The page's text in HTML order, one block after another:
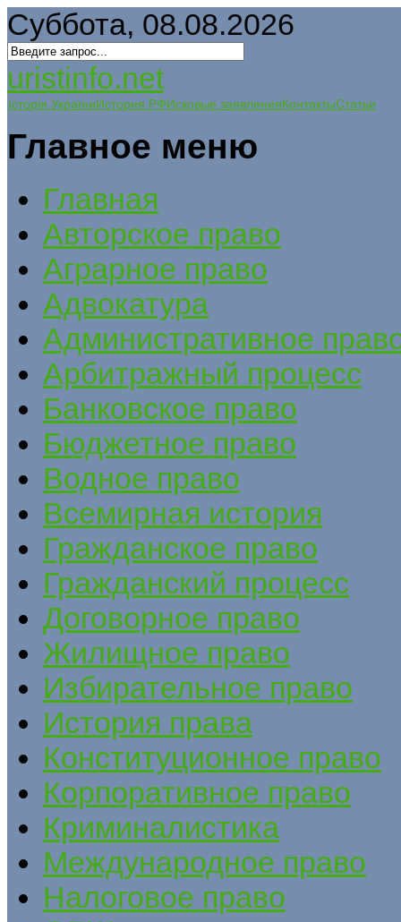
Суббота, 08.08.2026
uristinfo.net
Історія УкраїниИстория РФИсковые заявленияКонтактыСтатьи
Главное меню
Главная
Авторское право
Аграрное право
Адвокатура
Административное
Арбитражный процесс
Банковское право
Бюджетное право
Водное право
Всемирная история
Гражданское право
Гражданский процесс
Договорное право
Жилищное право
Избирательное право
История права
Конституционное право
Корпоративное право
Криминалистика
Международное право
Налоговое право